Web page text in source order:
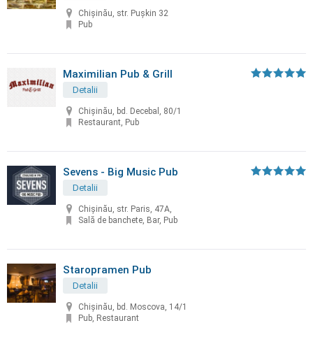
Chișinău, str. Puşkin 32
Pub
Maximilian Pub & Grill
Detalii
Chișinău, bd. Decebal, 80/1
Restaurant, Pub
Sevens - Big Music Pub
Detalii
Chișinău, str. Paris, 47A,
Sală de banchete, Bar, Pub
Staropramen Pub
Detalii
Chişinău, bd. Moscova, 14/1
Pub, Restaurant